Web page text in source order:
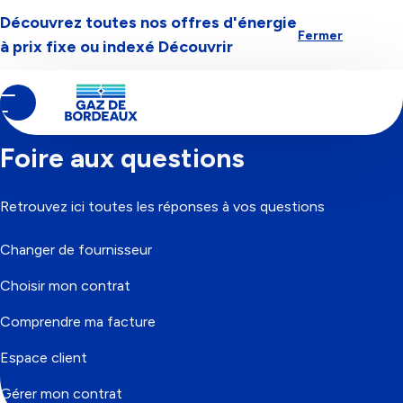
Aller à la navigation Aller au contenuAller au pied-de-page
Découvrez toutes nos offres d'énergie
à prix fixe ou indexé Découvrir
Fermer
Contenu
principal
d'Ariane
Accueil
Foire aux questions
Retrouvez ici toutes les réponses à vos questions
Changer de fournisseur
Choisir mon contrat
Comprendre ma facture
Espace client
Gérer mon contrat